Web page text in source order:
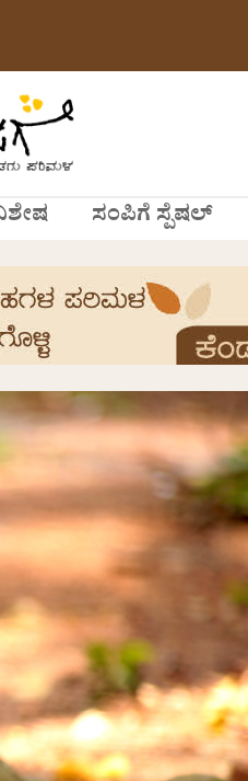
ಸಂಪಿಗೆ ಸ್ಪೆಷಲ್